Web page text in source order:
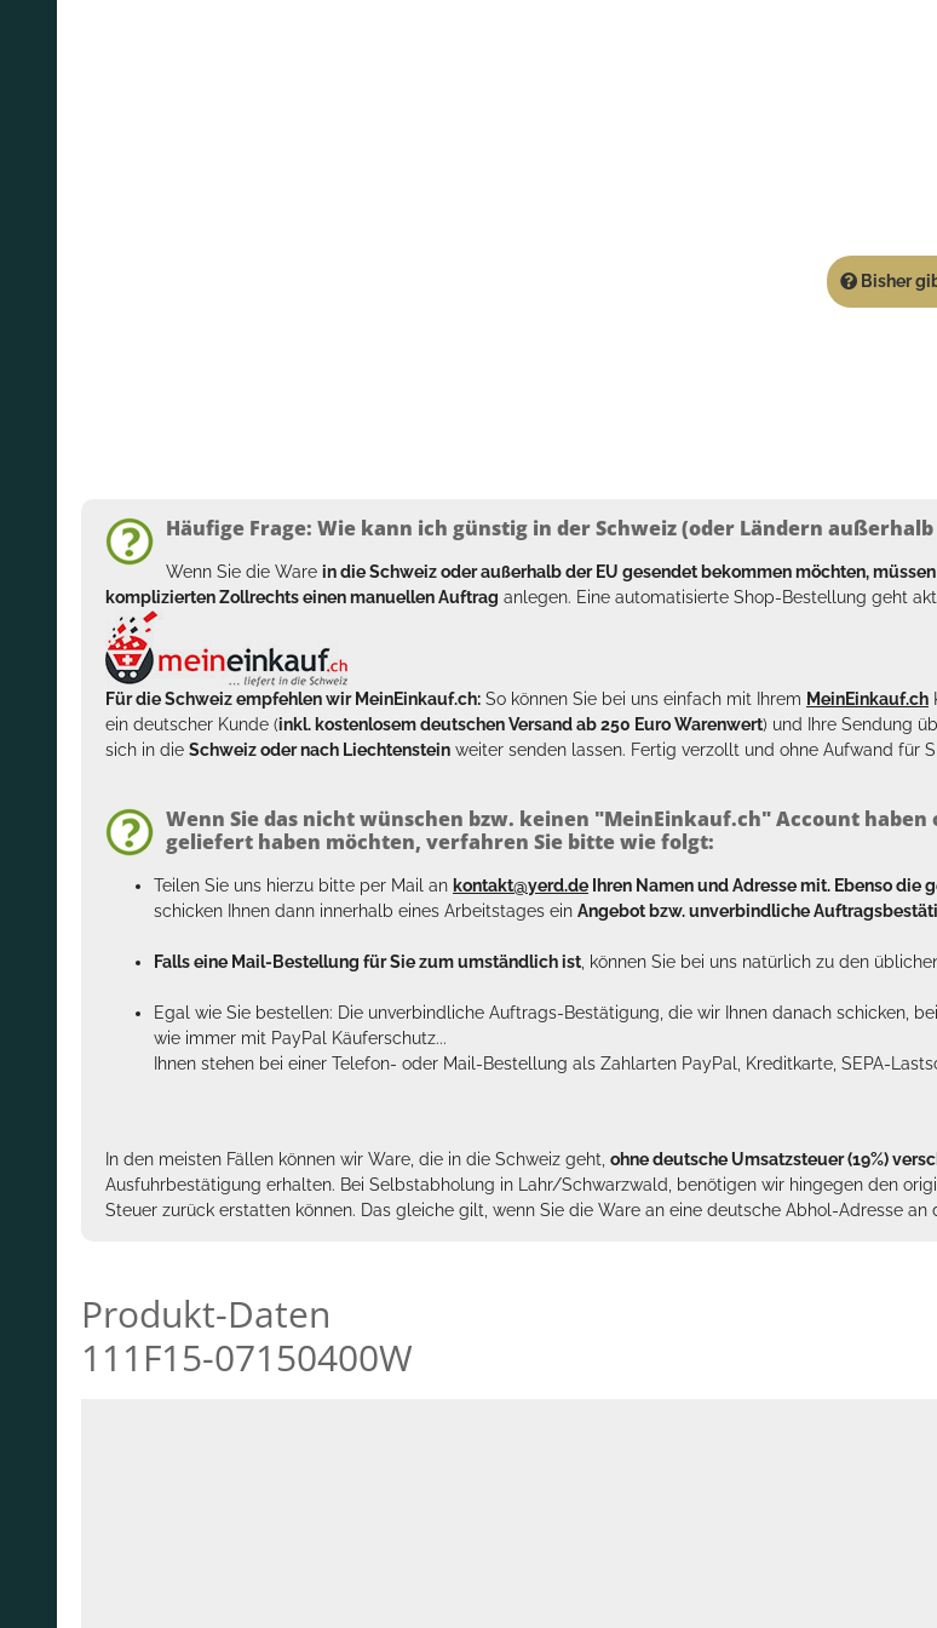
Bisher
Häufige Frage: Wie kann ich günstig in der Schweiz (oder Ländern
Wenn Sie die Ware in die Schweiz oder außerhalb der EU gesendet bekommen möchten,
komplizierten Zollrechts einen manuellen Auftrag anlegen. Eine automatisierte Shop-Bestellung geht
Für die Schweiz empfehlen wir MeinEinkauf.ch: So können Sie bei uns einfach mit Ihrem MeinEinkauf.ch
ein deutscher Kunde (inkl. kostenlosem deutschen Versand ab 250 Euro Warenwert) und Ihre Sendung
sich in die Schweiz oder nach Liechtenstein weiter senden lassen. Fertig verzollt und ohne Aufwand für
Wenn Sie das nicht wünschen bzw. keinen "MeinEinkauf.ch" Account
geliefert haben möchten, verfahren Sie bitte wie folgt:
Teilen Sie uns hierzu bitte per Mail an kontakt@yerd.de Ihren Namen und Adresse mit. Ebenso die
schicken Ihnen dann innerhalb eines Arbeitstages ein Angebot bzw. unverbindliche
Falls eine Mail-Bestellung für Sie zum umständlich ist , können Sie bei uns natürlich zu den
Egal wie Sie bestellen: Die unverbindliche Auftrags-Bestätigung, die wir Ihnen danach schicken,
wie immer mit PayPal Käuferschutz...
Ihnen stehen bei einer Telefon- oder Mail-Bestellung als Zahlarten PayPal, Kreditkarte, SEPA-
In den meisten Fällen können wir Ware, die in die Schweiz geht, ohne deutsche Umsatzsteuer (19%)
Ausfuhrbestätigung erhalten. Bei Selbstabholung in Lahr/Schwarzwald, benötigen wir hingegen den
Steuer zurück erstatten können. Das gleiche gilt, wenn Sie die Ware an eine deutsche Abhol-Adresse an
Produkt-Daten
111F15-07150400W